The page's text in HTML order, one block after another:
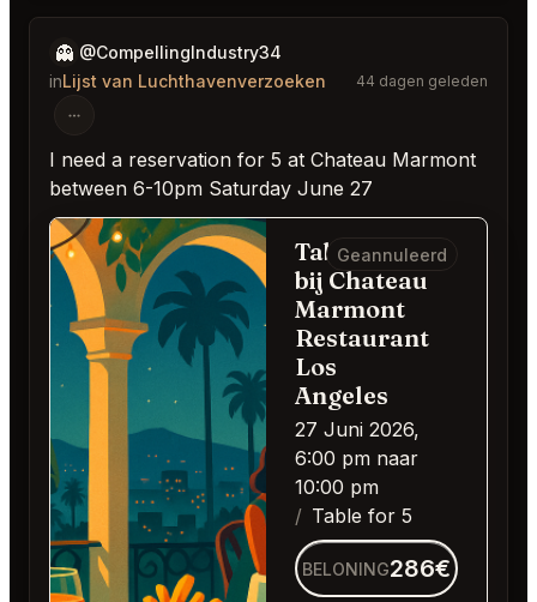
👻 @CompellingIndustry34
inLijst van Luchthavenverzoeken 44 dagen geleden
I need a reservation for 5 at Chateau Marmont
between 6-10pm Saturday June 27
Table for 5
bij Chateau
Marmont
Restaurant
Los
Angeles
27 Juni 2026,
6:00 pm naar
10:00 pm
Table for 5
Geannuleerd
BELONING286€